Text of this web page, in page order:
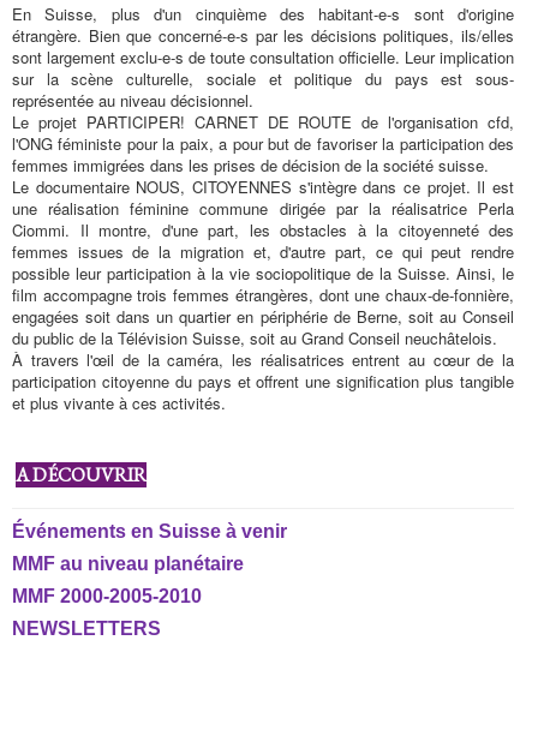
En Suisse, plus d'un cinquième des habitant-e-s sont d'origine
étrangère. Bien que concerné-e-s par les décisions politiques, ils/elles
sont largement exclu-e-s de toute consultation officielle. Leur implication
sur la scène culturelle, sociale et politique du pays est sous-
représentée au niveau décisionnel.
Le projet PARTICIPER! CARNET DE ROUTE de l'organisation cfd,
l'ONG féministe pour la paix, a pour but de favoriser la participation des
femmes immigrées dans les prises de décision de la société suisse.
Le documentaire NOUS, CITOYENNES s'intègre dans ce projet. Il est
une réalisation féminine commune dirigée par la réalisatrice Perla
Ciommi. Il montre, d'une part, les obstacles à la citoyenneté des
femmes issues de la migration et, d'autre part, ce qui peut rendre
possible leur participation à la vie sociopolitique de la Suisse. Ainsi, le
film accompagne trois femmes étrangères, dont une chaux-de-fonnière,
engagées soit dans un quartier en périphérie de Berne, soit au Conseil
du public de la Télévision Suisse, soit au Grand Conseil neuchâtelois.
À travers l'œil de la caméra, les réalisatrices entrent au cœur de la
participation citoyenne du pays et offrent une signification plus tangible
et plus vivante à ces activités.
A DÉCOUVRIR
Événements en Suisse à venir
MMF au niveau planétaire
MMF 2000-2005-2010
NEWSLETTERS